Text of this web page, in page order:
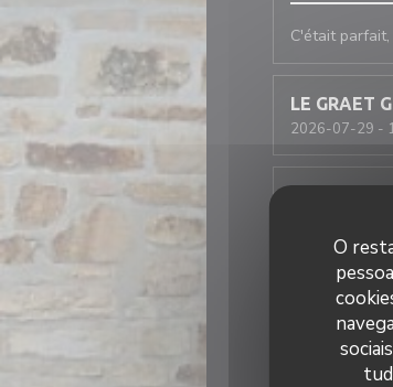
O
C'était
LE GRAET G
2026-07-29 -
Dominique
-
Deschanel S